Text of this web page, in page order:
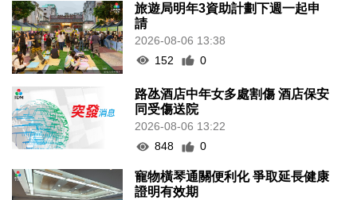
旅遊局明年3資助計劃下週一起申
請
2026-08-06 13:38
152
0
路氹酒店中年女多處割傷 酒店保安
同受傷送院
2026-08-06 13:22
848
0
寵物橫琴通關便利化 爭取延長健康
證明有效期